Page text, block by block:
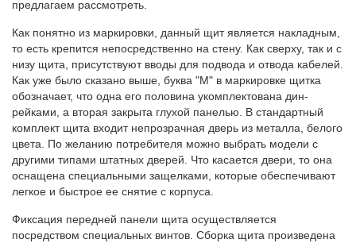
предлагаем рассмотреть.
Как понятно из маркировки, данный щит является накладным,
то есть крепится непосредственно на стену. Как сверху, так и с
низу щита, присутствуют вводы для подвода и отвода кабелей.
Как уже было сказано выше, буква "М" в маркировке щитка
обозначает, что одна его половина укомплектована дин-
рейками, а вторая закрыта глухой панелью. В стандартный
комплект щита входит непрозрачная дверь из металла, белого
цвета. По желанию потребителя можно выбрать модели с
другими типами штатных дверей. Что касается двери, то она
оснащена специальными защелками, которые обеспечивают
легкое и быстрое ее снятие с корпуса.
Фиксация передней панели щита осуществляется
посредством специальных винтов. Сборка щита произведена